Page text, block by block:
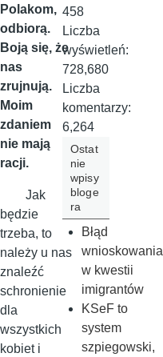
Polakom,
odbiorą.
Boją się, że
nas
zrujnują.
Moim
zdaniem
nie mają
racji.
Jak
będzie
trzeba, to
należy u nas
znaleźć
schronienie
dla
wszystkich
kobiet i
458
Liczba
wyświetleń:
728,680
Liczba
komentarzy:
6,264
Ostat
nie
wpisy
bloge
ra
Błąd
wnioskowania
w kwestii
imigrantów
KSeF to
system
szpiegowski,